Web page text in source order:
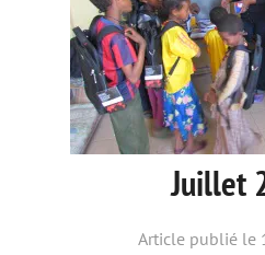
Juillet
Article publié le